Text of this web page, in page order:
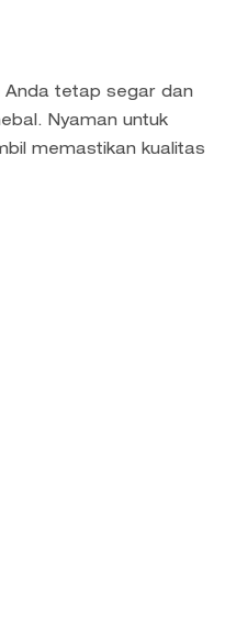
Anda tetap segar dan
Nyaman untuk
memastikan kualitas